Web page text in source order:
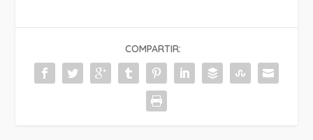
COMPARTIR: